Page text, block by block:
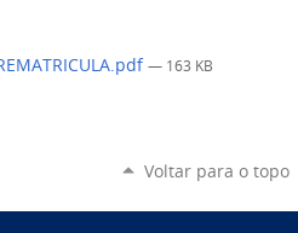
— 163 KB
Voltar para o topo